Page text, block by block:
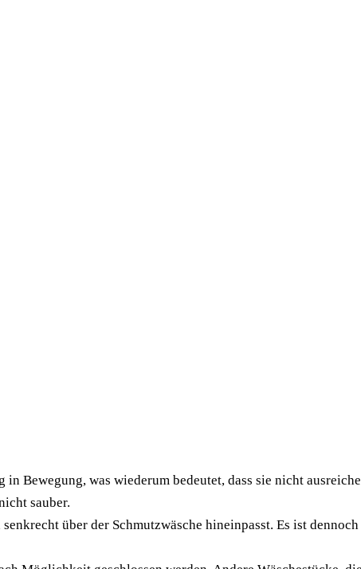
Bewegung, was wiederum bedeutet, dass sie nicht
sauber.
über der Schmutzwäsche hineinpasst. Es ist